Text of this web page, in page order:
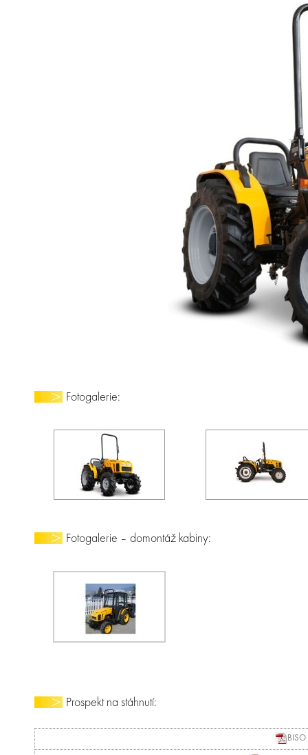
Fotogalerie:
Fotogalerie – domontáž kabiny:
Prospekt na stáhnutí: